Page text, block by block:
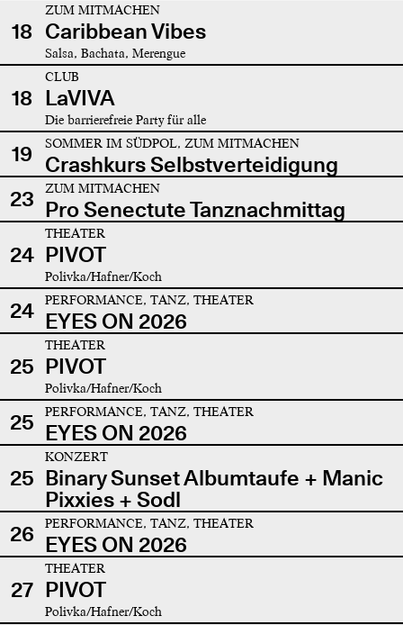
18
ZUM MITMACHEN
Caribbean Vibes
Salsa, Bachata, Merengue
18
CLUB
LaVIVA
Die barrierefreie Party für alle
19 SOMMER IM SÜDPOL, ZUM MITMACHEN
Crashkurs Selbstverteidigung
23
ZUM MITMACHEN
Pro Senectute Tanznachmittag
24
THEATER
PIVOT
Polivka/Hafner/Koch
24 PERFORMANCE, TANZ, THEATER
EYES ON 2026
25
THEATER
PIVOT
Polivka/Hafner/Koch
25 PERFORMANCE, TANZ, THEATER
EYES ON 2026
25
KONZERT
Binary Sunset Albumtaufe + Manic
Pixxies + Sodl
26
PERFORMANCE, TANZ, THEATER
EYES ON 2026
27
THEATER
PIVOT
Polivka/Hafner/Koch